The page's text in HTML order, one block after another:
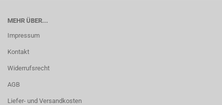
MEHR ÜBER...
Impressum
Kontakt
Widerrufsrecht
AGB
Liefer- und Versandkosten